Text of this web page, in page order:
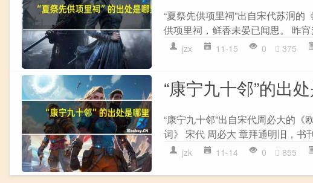
“夏祭先供项里祠”出自宋代苏泂的
供项里祠，鲜香未晏已闻思。 昨
jzx 11-15 0 375
“康宁九十邻”的出
“康宁九十邻”出自宋代周必大的《
词》 宋代 周必大 章拜通明旧，书
jzk 11-14 0 855